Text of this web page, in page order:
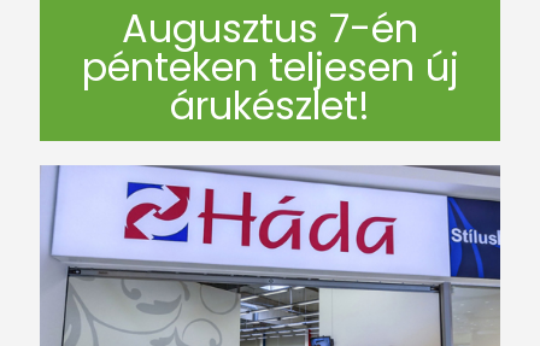
Augusztus 7-én
pénteken teljesen új
árukészlet!